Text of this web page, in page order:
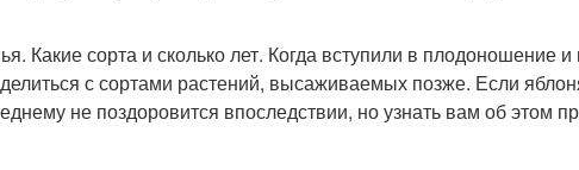
Какие сорта и сколько лет. Когда вступили в плодоношение
с сортами растений, высаживаемых позже. Если
не поздоровится впоследствии, но узнать вам об этом